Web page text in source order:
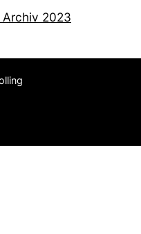
Archiv 2023